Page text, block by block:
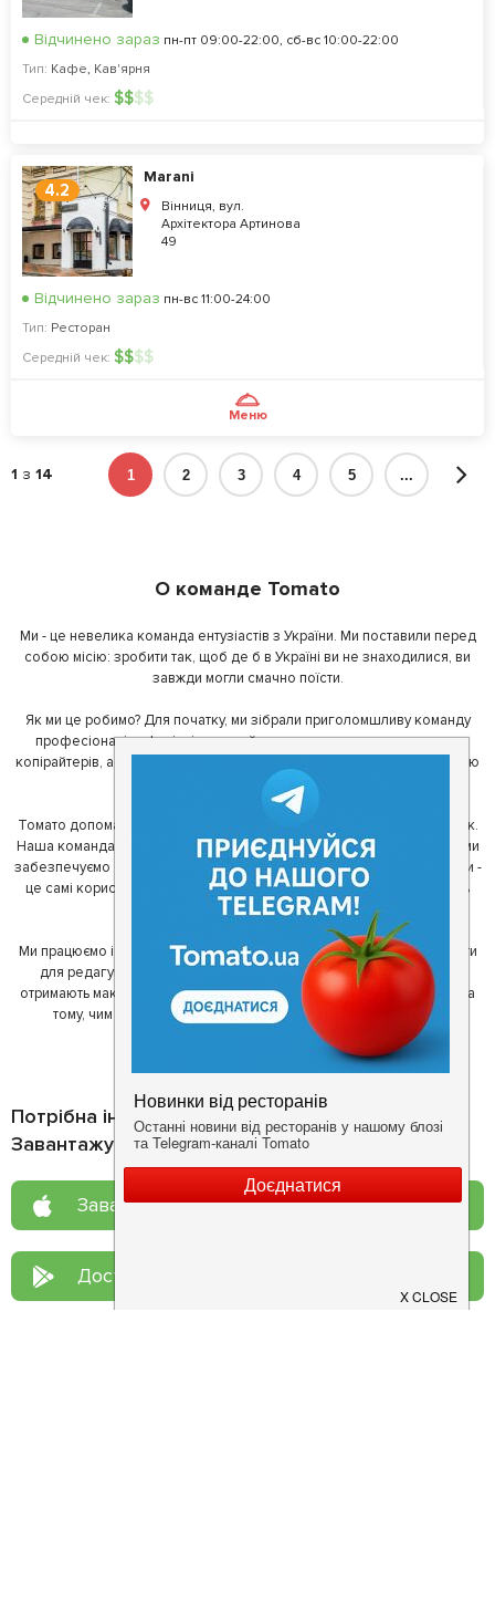
Відчинено зараз пн-пт 09:00-22:00, сб-вс 10:00-22:00
Тип: Кафе, Кав'ярня
Середній чек: $$$$
4.2
Marani
Вінниця, вул.
Архітектора Артинова
49
Відчинено зараз пн-вс 11:00-24:00
Тип: Ресторан
Середній чек: $$$$
Меню
1 з 14 1 2 3 4 5 ...
О команде Tomato
Ми - це невелика команда ентузіастів з України. Ми поставили перед
собою місію: зробити так, щоб де б в Україні ви не знаходилися, ви
завжди могли смачно поїсти.
Як ми це робимо? Для початку, ми зібрали приголомшливу команду
професіоналів - фахівців з дизайну, програмування, маркетингу,
копірайтерів, а за сумісництвом - любителів гарної їжі. З їх допомогою
ми створили Томато.
Томато допомагає своїм користувачам знайти цікаві місця неподалік.
Наша команда регулярно зв'язується з ресторанами - таким чином ми
забезпечуємо актуальність інформації. Друга частина нашої команди -
це самі користувачі, які діляться своїми враженнями і допомагають
один одному у виборі кращих місць.
Ми працюємо і з ресторанами. Для них ми надаємо зручні інструменти
для редагування інформації про себе - в результаті відвідувачі
отримають максимум інформації, а ресторан зможе зосередитися на
тому, чим він любить займатися більше всього - смачній їжі.
Потрібна інформація про заклад?
Завантажуйте додаток!
Завантажте у App Store
Доступно у